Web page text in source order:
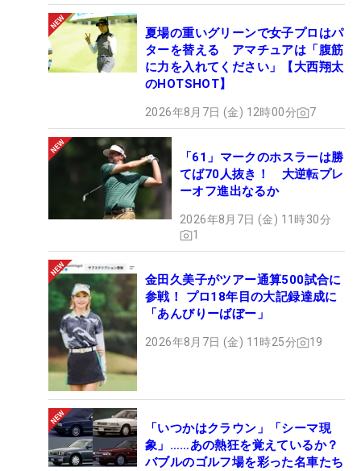
夏場の重いグリーンで女子プロはパ
ターを替える アマチュアは「腹筋
に力を入れてください」【大西翔太
のHOTSHOT】
2026年8月7日 (金) 12時00分 7
「61」マークのホスラーは勝
てば70人抜き！ 大逆転プレ
ーオフ進出なるか
2026年8月7日 (金) 11時30分
1
金田久美子がツアー通算500試合に
参戦！ プロ18年目の大記録達成に
「あんびりーばぼー」
2026年8月7日 (金) 11時25分 19
「いつかはクラウン」「シーマ現
象」……あの熱狂を覚えているか？
バブルのゴルフ場を彩った名車たち